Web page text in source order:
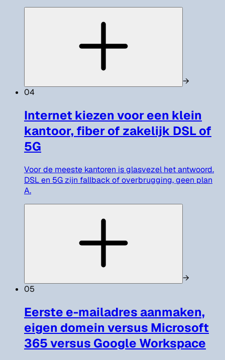
→
04
Internet kiezen voor een klein
kantoor, fiber of zakelijk DSL of
5G
Voor de meeste kantoren is glasvezel het antwoord.
DSL en 5G zijn fallback of overbrugging, geen plan
A.
→
05
Eerste e-mailadres aanmaken,
eigen domein versus Microsoft
365 versus Google Workspace